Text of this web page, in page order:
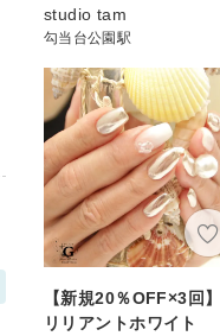
studio tam
勾当台公園駅
【新規20％OFF×3回
リリアントホワイト